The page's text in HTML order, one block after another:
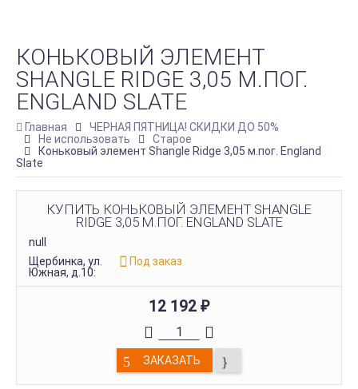
КОНЬКОВЫЙ ЭЛЕМЕНТ
SHANGLE RIDGE 3,05 М.ПОГ.
ENGLAND SLATE
Главная
ЧЕРНАЯ ПЯТНИЦА! СКИДКИ ДО 50%
Не использовать
Старое
Коньковый элемент Shangle Ridge 3,05 м.пог. England
Slate
КУПИТЬ КОНЬКОВЫЙ ЭЛЕМЕНТ SHANGLE
RIDGE 3,05 М.ПОГ. ENGLAND SLATE
null
Щербинка, ул.
Южная, д.10:
Под заказ
12 192 ₽
ЗАКАЗАТЬ